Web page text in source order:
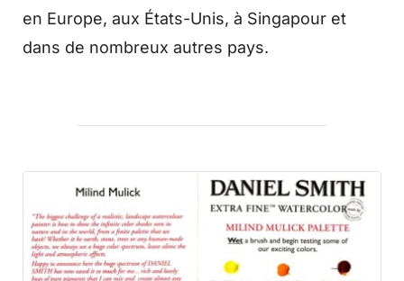
en Europe, aux États-Unis, à Singapour et
dans de nombreux autres pays.